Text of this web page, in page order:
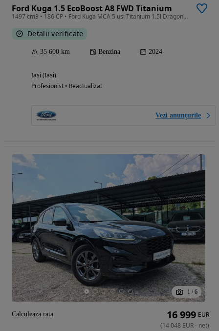
Ford Kuga 1.5 EcoBoost A8 FWD Titanium
1497 cm3 • 186 CP • Ford Kuga MCA 5 usi Titanium 1.5l Dragon 186 CP A8
Detalii verificate
35 600 km Benzina 2024
Iasi (Iasi)
Profesionist • Reactualizat
Vezi anunțurile
1 / 6
16 999 EUR
(14 048 EUR- net)
Calculeaza rata